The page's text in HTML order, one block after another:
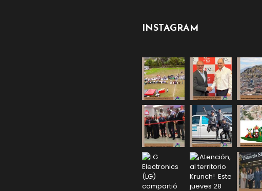
INSTAGRAM